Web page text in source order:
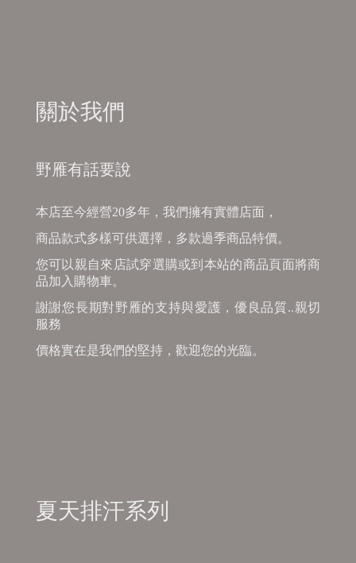
關於我們
野雁有話要說
本店至今經營20多年，我們擁有實體店面，
商品款式多樣可供選擇，多款過季商品特價。
您可以親自來店試穿選購或到本站的商品頁面將商
品加入購物車。
謝謝您長期對野雁的支持與愛護，優良品質..親切
服務
價格實在是我們的堅持，歡迎您的光臨。
夏天排汗系列